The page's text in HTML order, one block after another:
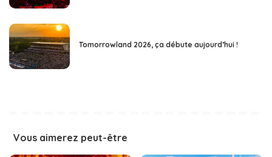
Tomorrowland 2026, ça débute aujourd’hui !
Vous aimerez peut-être